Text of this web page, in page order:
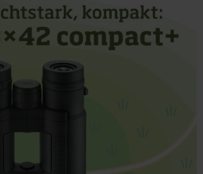
procedures used and your
Privacy Policy|Imprint